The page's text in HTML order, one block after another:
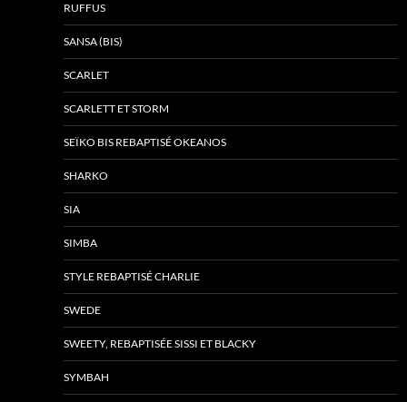
RUFFUS
SANSA (BIS)
SCARLET
SCARLETT ET STORM
SEÏKO BIS REBAPTISÉ OKEANOS
SHARKO
SIA
SIMBA
STYLE REBAPTISÉ CHARLIE
SWEDE
SWEETY, REBAPTISÉE SISSI ET BLACKY
SYMBAH